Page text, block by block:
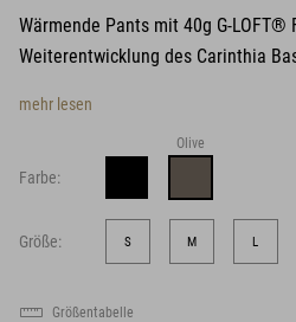
Wärmende Pants mit 40g G-LOFT®
Weiterentwicklung des Carinthia
mehr lesen
Farbe:
Olive
Größe: S M L
Größentabelle